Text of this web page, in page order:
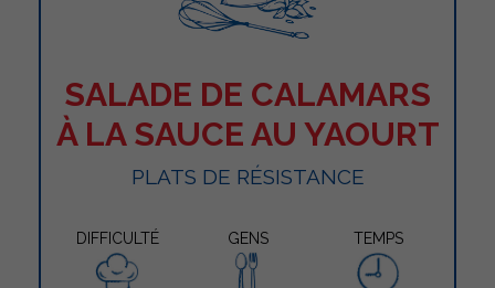
SALADE DE CALAMARS
À LA SAUCE AU YAOURT
PLATS DE RÉSISTANCE
DIFFICULTÉ GENS TEMPS